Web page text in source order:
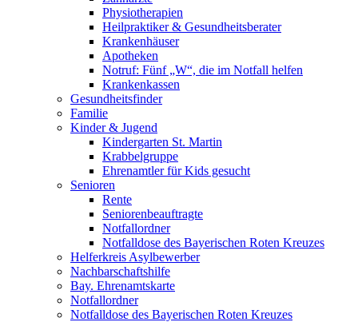
Physiotherapien
Heilpraktiker & Gesundheitsberater
Krankenhäuser
Apotheken
Notruf: Fünf „W“, die im Notfall helfen
Krankenkassen
Gesundheitsfinder
Familie
Kinder & Jugend
Kindergarten St. Martin
Krabbelgruppe
Ehrenamtler für Kids gesucht
Senioren
Rente
Seniorenbeauftragte
Notfallordner
Notfalldose des Bayerischen Roten Kreuzes
Helferkreis Asylbewerber
Nachbarschaftshilfe
Bay. Ehrenamtskarte
Notfallordner
Notfalldose des Bayerischen Roten Kreuzes